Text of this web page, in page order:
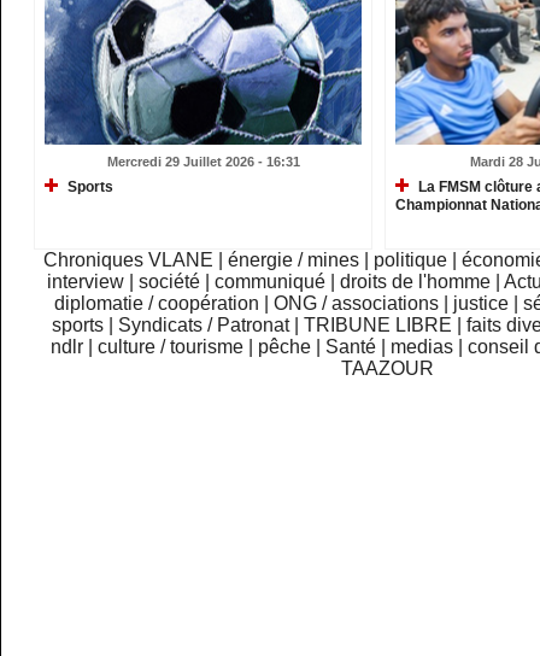
Mercredi 29 Juillet 2026 - 16:31
Sports
Mardi 28
La FMSM
Championnat
Chroniques VLANE énergie / mines politique
interview
|société |communiqué |droits de l'homme |
diplomatie / coopération
ONG / associations justice
sports
Syndicats / Patronat TRIBUNE LIBRE
faits
ndlr
|culture / tourisme pêche Santé medias |conseil
TAAZOUR